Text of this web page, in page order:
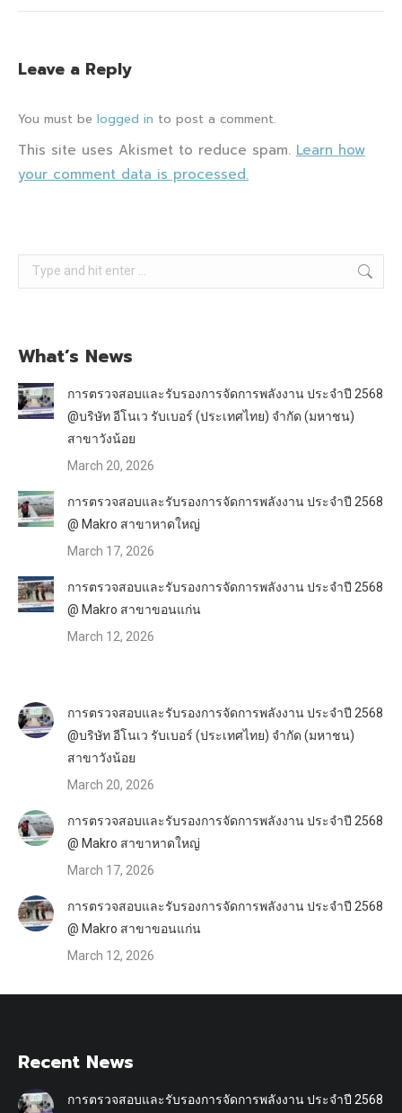
Leave a Reply
You must be logged in to post a comment.
This site uses Akismet to reduce spam. Learn how
your comment data is processed.
Search:
What’s News
การตรวจสอบและรับรองการจัดการพลังงาน ประจำปี 2568
@บริษัท อีโนเว รับเบอร์ (ประเทศไทย) จำกัด (มหาชน)
สาขาวังน้อย
March 20, 2026
การตรวจสอบและรับรองการจัดการพลังงาน ประจำปี 2568
@ Makro สาขาหาดใหญ่
March 17, 2026
การตรวจสอบและรับรองการจัดการพลังงาน ประจำปี 2568
@ Makro สาขาขอนแก่น
March 12, 2026
การตรวจสอบและรับรองการจัดการพลังงาน ประจำปี 2568
@บริษัท อีโนเว รับเบอร์ (ประเทศไทย) จำกัด (มหาชน)
สาขาวังน้อย
March 20, 2026
การตรวจสอบและรับรองการจัดการพลังงาน ประจำปี 2568
@ Makro สาขาหาดใหญ่
March 17, 2026
การตรวจสอบและรับรองการจัดการพลังงาน ประจำปี 2568
@ Makro สาขาขอนแก่น
March 12, 2026
Recent News
การตรวจสอบและรับรองการจัดการพลังงาน ประจำปี 2568